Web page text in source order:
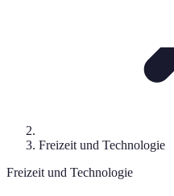
Freizeit und Technologie
Freizeit und Technologie